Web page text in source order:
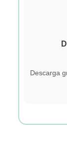
Descarga